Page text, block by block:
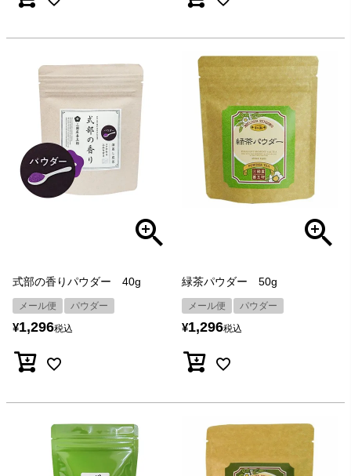
式部の香りパウダー 40g
メール便 パウダー
¥1,296税込
緑茶パウダー 50g
メール便 パウダー
¥1,296税込